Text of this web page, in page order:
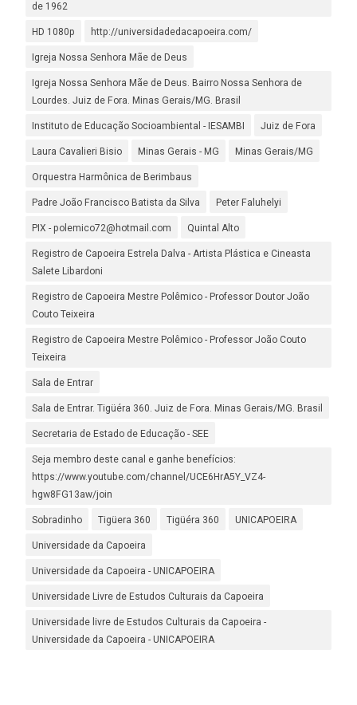
de 1962
HD 1080p http://universidadedacapoeira.com/
Igreja Nossa Senhora Mãe de Deus
Igreja Nossa Senhora Mãe de Deus. Bairro Nossa Senhora de
Lourdes. Juiz de Fora. Minas Gerais/MG. Brasil
Instituto de Educação Socioambiental - IESAMBI Juiz de Fora
Laura Cavalieri Bisio Minas Gerais - MG Minas Gerais/MG
Orquestra Harmônica de Berimbaus
Padre João Francisco Batista da Silva Peter Faluhelyi
PIX - polemico72@hotmail.com Quintal Alto
Registro de Capoeira Estrela Dalva - Artista Plástica e Cineasta
Salete Libardoni
Registro de Capoeira Mestre Polêmico - Professor Doutor João
Couto Teixeira
Registro de Capoeira Mestre Polêmico - Professor João Couto
Teixeira
Sala de Entrar
Sala de Entrar. Tigüéra 360. Juiz de Fora. Minas Gerais/MG. Brasil
Secretaria de Estado de Educação - SEE
Seja membro deste canal e ganhe benefícios:
https://www.youtube.com/channel/UCE6HrA5Y_VZ4-
hgw8FG13aw/join
Sobradinho Tigüera 360 Tigüéra 360 UNICAPOEIRA
Universidade da Capoeira
Universidade da Capoeira - UNICAPOEIRA
Universidade Livre de Estudos Culturais da Capoeira
Universidade livre de Estudos Culturais da Capoeira -
Universidade da Capoeira - UNICAPOEIRA